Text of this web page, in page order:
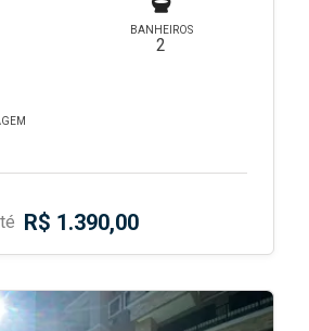
BANHEIROS
2
R$ 1.390,00